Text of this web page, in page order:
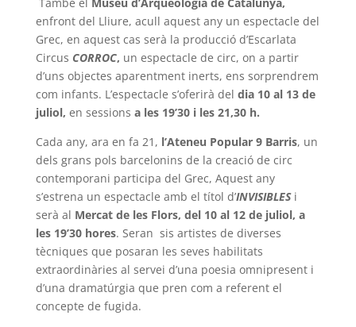
enfront del Lliure, acull aquest any un espectacle del
Grec, en aquest cas serà la producció d’Escarlata
Circus CORROC, un espectacle de circ, on a partir
d’uns objectes aparentment inerts, ens sorprendrem
com infants. L’espectacle s’oferirà del dia 10 al 13 de
juliol, en sessions a les 19’30 i les 21,30 h.
Cada any, ara en fa 21, l’Ateneu Popular 9 Barris, un
dels grans pols barcelonins de la creació de circ
contemporani participa del Grec, Aquest any
s’estrena un espectacle amb el títol d’INVISIBLES i
serà al Mercat de les Flors, del 10 al 12 de juliol, a
les 19’30 hores. Seran sis artistes de diverses
tècniques que posaran les seves habilitats
extraordinàries al servei d’una poesia omnipresent i
d’una dramatúrgia que pren com a referent el
concepte de fugida.